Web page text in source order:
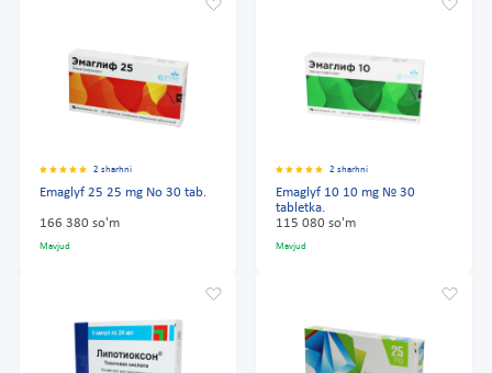
2 sharhni
Emaglyf 25 25 mg No 30 tab.
166 380 so'm
Mavjud
2 sharhni
Emaglyf 10 10 mg № 30
tabletka.
115 080 so'm
Mavjud